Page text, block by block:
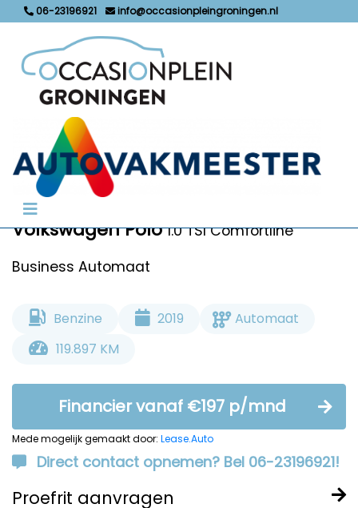
06-23196921 info@occasionpleingroningen.nl
€ 14.500,-
Volkswagen Polo 1.0 TSI Comfortline
Business Automaat
Benzine 2019
Automaat
119.897 KM
Financier vanaf €197 p/mnd
Mede mogelijk gemaakt door: Lease.Auto
Direct contact opnemen? Bel 06-23196921!
Proefrit aanvragen